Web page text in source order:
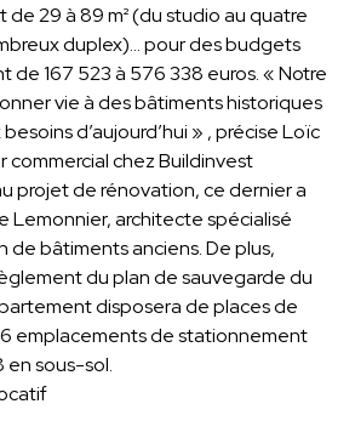
29 à 89 m² (du studio au quatre
duplex)… pour des budgets
de 167 523 à 576 338 euros. « Notre
vie à des bâtiments historiques
d’aujourd’hui » , précise Loïc
commercial chez Buildinvest
projet de rénovation, ce dernier a
Lemonnier, architecte spécialisé
de bâtiments anciens. De plus,
du plan de sauvegarde du
disposera de places de
emplacements de stationnement
en sous-sol.